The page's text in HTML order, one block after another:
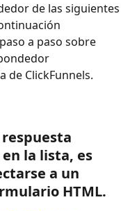
de las siguientes
a paso sobre
de ClickFunnels.
la lista, es
a un
HTML.